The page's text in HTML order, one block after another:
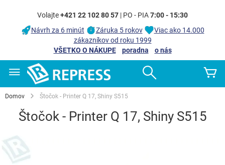
Volajte+421 22 102 80 57 | PO - PIA7:00 - 15:30
Návrh za 6 minút
Záruka 5 rokov
Viac ako 14.000
zákazníkov od roku 1999
VŠETKO O NÁKUPE
poradna
o nás
Domov Štočok - Printer Q 17, Shiny S515
Štočok - Printer Q 17, Shiny S515
Preskočiť
koniec